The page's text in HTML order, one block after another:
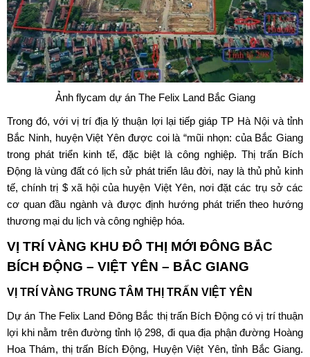
Ảnh flycam dự án The Felix Land Bắc Giang
Trong đó, với vị trí địa lý thuận lợi lại tiếp giáp TP Hà Nội và tỉnh
Bắc Ninh, huyện Việt Yên được coi là “mũi nhọn: của Bắc Giang
trong phát triển kinh tế, đặc biệt là công nghiệp. Thị trấn Bích
Động là vùng đất có lịch sử phát triển lâu đời, nay là thủ phủ kinh
tế, chính trị $ xã hội của huyện Việt Yên, nơi đặt các trụ sở các
cơ quan đầu ngành và được định hướng phát triển theo hướng
thương mại du lịch và công nghiệp hóa.
VỊ TRÍ VÀNG KHU ĐÔ THỊ MỚI ĐÔNG BẮC
BÍCH ĐỘNG – VIỆT YÊN – BẮC GIANG
VỊ TRÍ VÀNG TRUNG TÂM THỊ TRẤN VIỆT YÊN
Dự án The Felix Land Đông Bắc thị trấn Bích Động có vị trí thuận
lợi khi nằm trên đường tỉnh lộ 298, đi qua địa phận đường Hoàng
Hoa Thám, thị trấn Bích Động, Huyện Việt Yên, tỉnh Bắc Giang.